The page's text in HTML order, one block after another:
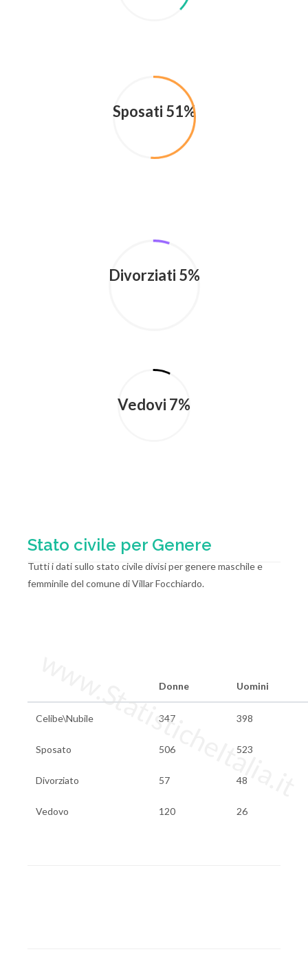
Sposati 51%
Divorziati 5%
Vedovi 7%
Stato civile per Genere
Tutti i dati sullo stato civile divisi per genere maschile e
femminile del comune di Villar Focchiardo.
Donne Uomini
Celibe\Nubile 347 398
Sposato 506 523
Divorziato 57 48
Vedovo 120 26
www.StatisticheItalia.it